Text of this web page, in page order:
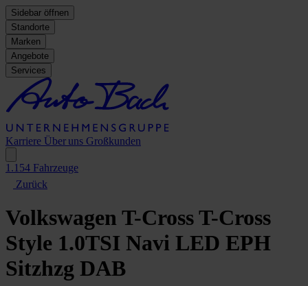
Sidebar öffnen
Standorte
Marken
Angebote
Services
Karriere Über uns Großkunden
1.154 Fahrzeuge
Zurück
Volkswagen T-CrossT-Cross
Style 1.0TSI Navi LED EPH
Sitzhzg DAB